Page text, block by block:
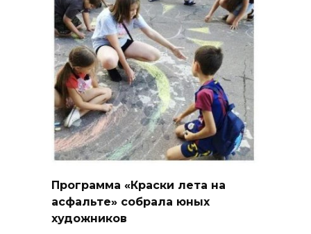
Программа «Краски лета на
асфальте» собрала юных
художников